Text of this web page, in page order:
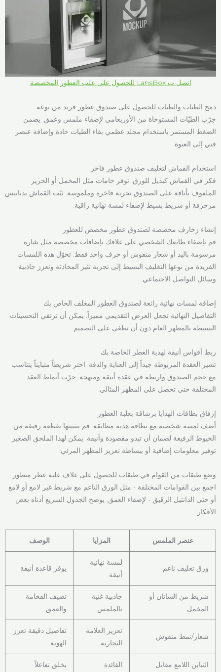
اتصل ب LansBox للحصول على علب العطور المخصصة
دمج الطيات والطيات للحصول على صندوق عطور فريد من نوعه
جرّب الطيّات المستوحاة من الأوريغامي لإضفاء ملمس وعمق. يضمن
الضغط المستمر باستخدام مجلد عظمي بقاء الطيات حادة وإضافة عنصر
فني إلى العبوة.
استخدام القماش لتغليف صندوق عطور فاخر
فكر في القماش كبديل للورق. توفر خامات مثل المخمل أو الحرير
الملفوف بأناقة على الصندوق تجربة فاخرة وملموسة. ثبّت القماش بدبابيس
مزخرفة أو شريط بسيط لإضفاء لمسة نهائية راقية.
إنشاء زخارف مخصصة لصندوق عطور مخصص للعطور
قم بإضفاء طابعك الشخصي على غلافك بإضافات مخصصة مثل شارة
مرسومة باليد أو شعار منقوش أو حرف واحد فقط. تحوّل هذه اللمسات
الفريدة من نوعها التغليف البسيط إلى تجربة تثير المحادثة وتعزز جاذبية
وسائل التواصل الاجتماعي.
إضافة لمسات نهائية رائعة لصندوق العطور المغلف الخاص بك
التفاصيل النهائية تجعل العرض التقديمي مميزاً. يمكن أن ترتقي التحسينات
البسيطة بالمظهر العام دون أن تطغى على التصميم.
ربط أقواس أنيقة لهدية العطر الخاصة بك
تشير العقدة المربوطة جيداً إلى العناية والدقة. اختر شريطاً متبايناً يتناسب
مع حجم الصندوق واربطه في عقدة أنيقة ومبهجة. جرّب أنماط العقد
المختلفة حتى تحصل على المظهر المثالي.
إرفاق بطاقات الهدايا برشاقة بعلبة العطور
أضف لمسة شخصية مع بطاقة هدية مطابقة. قم بتثبيتها بقطعة رقيقة من
الخيوط الرفيعة لضمان أن تبدو مقصودة وأنيقة. يمكن لهذا الملحق الصغير
توفير معلومات إضافية أو ببساطة تعزيز المظهر المرئي.
وضع طبقات من القوام في طبقات للحصول على غلاف علبة عطر متطور
اجمع بين القوامات المختلفة - مثل الورق الناعم مع شريط غير لامع أو لامع
أو حتى الدانتيل الرقيق - لإضفاء العمق. يوضح الجدول السريع أدناه بعض
الأفكار:
عنصر الملمس المزايا الوصف
ورق تغليف ناعم
لمسة نهائية
أنيقة
يوفر قاعدة أنيقة
شريط من الساتان أو
المخمل
جاذبية غنية
بالملمس
تضيف الفخامة
والعمق
شعار/نمط منقوش
تعزيز العلامة
التجارية
تفاصيل دقيقة تعزز
الهوية
التباين اللامع مقابل الفائدة يخلق تفاعلاً